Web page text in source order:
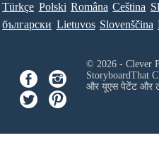
Türkçe Polski Româna Ceština
български Lietuvos Slovenščina
© 2026 - Clever
StoryboardThat
और यूएस पेटेंट और